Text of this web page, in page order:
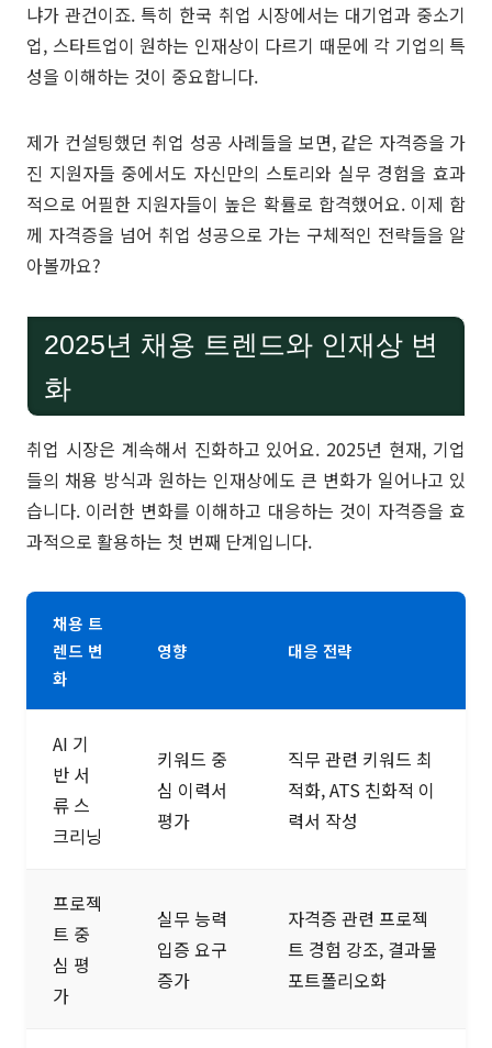
냐가 관건이죠. 특히 한국 취업 시장에서는 대기업과 중소기
업, 스타트업이 원하는 인재상이 다르기 때문에 각 기업의 특
성을 이해하는 것이 중요합니다.
제가 컨설팅했던 취업 성공 사례들을 보면, 같은 자격증을 가
진 지원자들 중에서도 자신만의 스토리와 실무 경험을 효과
적으로 어필한 지원자들이 높은 확률로 합격했어요. 이제 함
께 자격증을 넘어 취업 성공으로 가는 구체적인 전략들을 알
아볼까요?
2025년 채용 트렌드와 인재상 변
화
취업 시장은 계속해서 진화하고 있어요. 2025년 현재, 기업
들의 채용 방식과 원하는 인재상에도 큰 변화가 일어나고 있
습니다. 이러한 변화를 이해하고 대응하는 것이 자격증을 효
과적으로 활용하는 첫 번째 단계입니다.
채용 트
렌드 변
화
영향 대응 전략
AI 기
반 서
류 스
크리닝
키워드 중
심 이력서
평가
직무 관련 키워드 최
적화, ATS 친화적 이
력서 작성
프로젝
트 중
심 평
가
실무 능력
입증 요구
증가
자격증 관련 프로젝
트 경험 강조, 결과물
포트폴리오화